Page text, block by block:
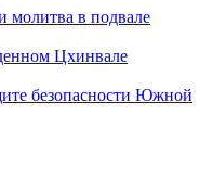
молитва в подвале
Цхинвале
безопасности Южной